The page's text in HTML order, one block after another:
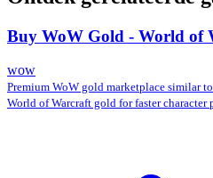
Buy WoW Gold - World of
wow
Premium WoW gold marketplace similar
World of Warcraft gold for faster character